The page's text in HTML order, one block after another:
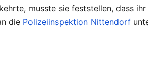
musste sie feststellen, dass
die Polizeiinspektion Nittendorf